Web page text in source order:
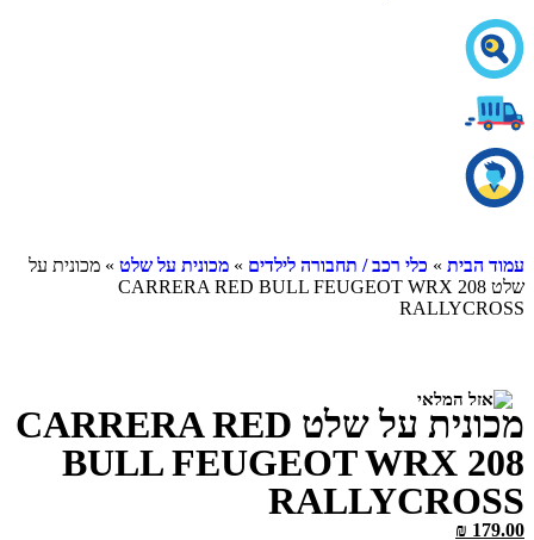
עמוד הבית » כלי רכב / תחבורה לילדים » מכונית על שלט » מכונית על
שלט CARRERA RED BULL FEUGEOT WRX 208
RALLYCROSS
מכונית על שלט CARRERA RED
BULL FEUGEOT WRX 208
RALLYCROSS
₪ 179.00